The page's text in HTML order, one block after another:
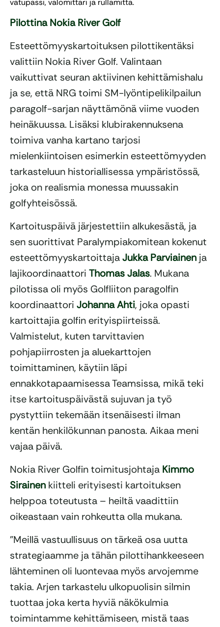
vatupassi, valomittari ja rullamitta.
Pilottina Nokia River Golf
Esteettömyyskartoituksen pilottikentäksi
valittiin Nokia River Golf. Valintaan
vaikuttivat seuran aktiivinen kehittämishalu
ja se, että NRG toimi SM-lyöntipelikilpailun
paragolf-sarjan näyttämönä viime vuoden
heinäkuussa. Lisäksi klubirakennuksena
toimiva vanha kartano tarjosi
mielenkiintoisen esimerkin esteettömyyden
tarkasteluun historiallisessa ympäristössä,
joka on realismia monessa muussakin
golfyhteisössä.
Kartoituspäivä järjestettiin alkukesästä, ja
sen suorittivat Paralympiakomitean kokenut
esteettömyyskartoittajaJukka Parviainenja
lajikoordinaattori Thomas Jalas. Mukana
pilotissa oli myös Golfliiton paragolfin
koordinaattori Johanna Ahti, joka opasti
kartoittajia golfin erityispiirteissä.
Valmistelut, kuten tarvittavien
pohjapiirrosten ja aluekarttojen
toimittaminen, käytiin läpi
ennakkotapaamisessa Teamsissa, mikä teki
itse kartoituspäivästä sujuvan ja työ
pystyttiin tekemään itsenäisesti ilman
kentän henkilökunnan panosta. Aikaa meni
vajaa päivä.
Nokia River Golfin toimitusjohtaja Kimmo
Sirainenkiitteli erityisesti kartoituksen
helppoa toteutusta – heiltä vaadittiin
oikeastaan vain rohkeutta olla mukana.
”Meillä vastuullisuus on tärkeä osa uutta
strategiaamme ja tähän pilottihankkeeseen
lähteminen oli luontevaa myös arvojemme
takia. Arjen tarkastelu ulkopuolisin silmin
tuottaa joka kerta hyviä näkökulmia
toimintamme kehittämiseen, mistä taas